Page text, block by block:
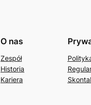
O nas
Zespół
Historia
Kariera